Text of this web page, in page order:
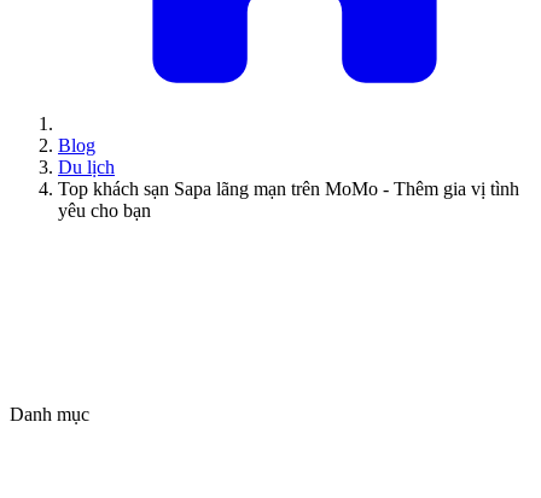
Blog
Du lịch
Top khách sạn Sapa lãng mạn trên MoMo - Thêm gia vị tình
yêu cho bạn
Danh mục